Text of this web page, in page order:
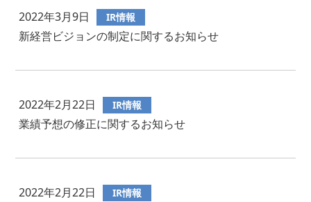
2022年3月9日 IR情報
新経営ビジョンの制定に関するお知らせ
2022年2月22日 IR情報
業績予想の修正に関するお知らせ
2022年2月22日 IR情報